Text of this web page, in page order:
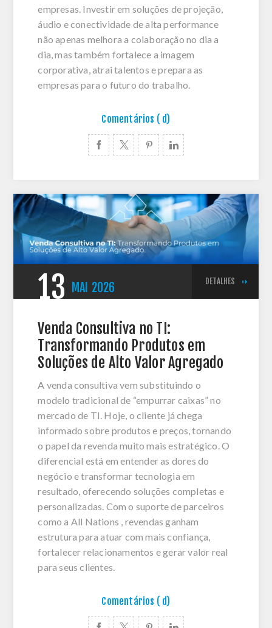
empresas. Investir em soluções de projeção,
áudio e conectividade de alta performance
não apenas melhora a colaboração no dia a
dia, mas também fortalece a imagem
corporativa, atrai talentos e prepara as
empresas para o futuro do trabalho.
Comentários ( d)
13 MAI 2026 DETALHES
Venda Consultiva no TI:
Transformando Produtos em
Soluções de Alto Valor Agregado
A venda consultiva vem substituindo o
modelo tradicional de “empurrar caixas” no
mercado de TI. Hoje, o cliente já chega
informado sobre produtos e preços, tornando
o papel da revenda muito mais estratégico. O
diferencial está em entender as dores do
negócio e transformar tecnologia em
resultado, oferecendo soluções completas e
personalizadas. Com o suporte de parceiros
como a All Nations , revendas ganham
estrutura para atuar com mais confiança,
fortalecer relacionamentos e gerar valor real
para seus clientes.
Comentários ( d)